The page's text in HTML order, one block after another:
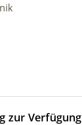
zur Verfügung